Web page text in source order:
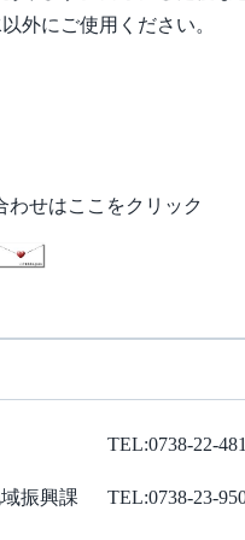
外にご使用ください。
わせはここをクリック
TEL:0738-22-
振興課 TEL:0738-23-